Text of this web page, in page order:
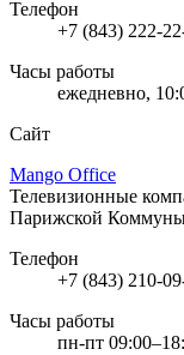
Телефон
+7 (843) 222-
Часы работы
ежедневно,
Сайт
Mango Office
Телевизионные
Парижской
Телефон
+7 (843) 210-
Часы работы
пн-пт